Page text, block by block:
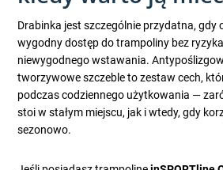
Drabinka jest szczególnie przydatna, gdy
wygodny dostęp do trampoliny bez
niewygodnego wstawania.
tworzywowe szczeble to zestaw cech,
podczas codziennego użytkowania —
stoi w stałym miejscu, jak i wtedy, gdy
sezonowo.